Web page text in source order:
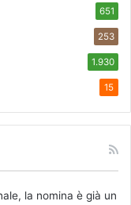
651
253
1.930
15
la nomina è già un